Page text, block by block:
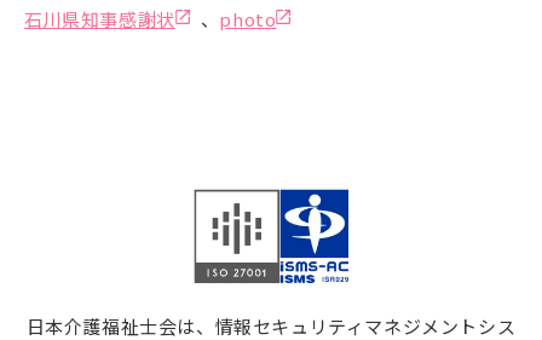
石川県知事感謝状 、 photo
日本介護福祉士会は、情報セキュリティマネジメントシス